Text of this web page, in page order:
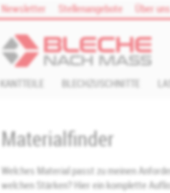
Newsletter Stellenangebote Über uns
KANTTEILE BLECHZUSCHNITTE
Materialfinder
Welches Material passt zu meinen
welchen Stärken? Hier ein komplette